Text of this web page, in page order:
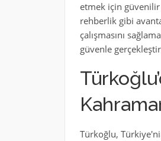
etmek için
rehberlik gibi
çalışmasını
güvenle
Türkoğlu,